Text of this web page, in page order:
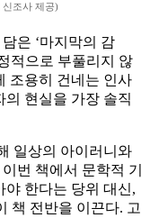
신조사 제공)
은 ‘마지막의 감
적으로 부풀리지 않
조용히 건네는 인사
의 현실을 가장 솔직
일상의 아이러니와
번 책에서 문학적 기
야 한다는 당위 대신,
책 전반을 이끈다. 고